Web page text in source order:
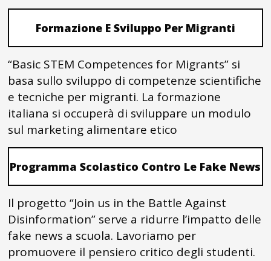
Formazione E Sviluppo Per Migranti
“Basic STEM Competences for Migrants” si
basa sullo sviluppo di competenze scientifiche
e tecniche per migranti. La formazione
italiana si occuperà di sviluppare un modulo
sul marketing alimentare etico
Programma Scolastico Contro Le Fake News
Il progetto “Join us in the Battle Against
Disinformation” serve a ridurre l’impatto delle
fake news a scuola. Lavoriamo per
promuovere il pensiero critico degli studenti.